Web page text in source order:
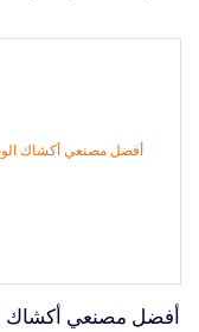
أفضل مصنعي أكشاك